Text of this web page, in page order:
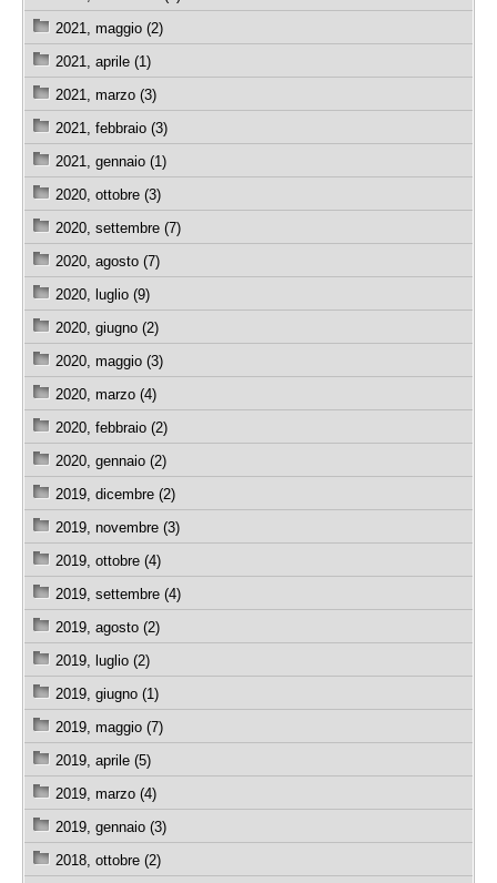
2021, maggio (2)
2021, aprile (1)
2021, marzo (3)
2021, febbraio (3)
2021, gennaio (1)
2020, ottobre (3)
2020, settembre (7)
2020, agosto (7)
2020, luglio (9)
2020, giugno (2)
2020, maggio (3)
2020, marzo (4)
2020, febbraio (2)
2020, gennaio (2)
2019, dicembre (2)
2019, novembre (3)
2019, ottobre (4)
2019, settembre (4)
2019, agosto (2)
2019, luglio (2)
2019, giugno (1)
2019, maggio (7)
2019, aprile (5)
2019, marzo (4)
2019, gennaio (3)
2018, ottobre (2)